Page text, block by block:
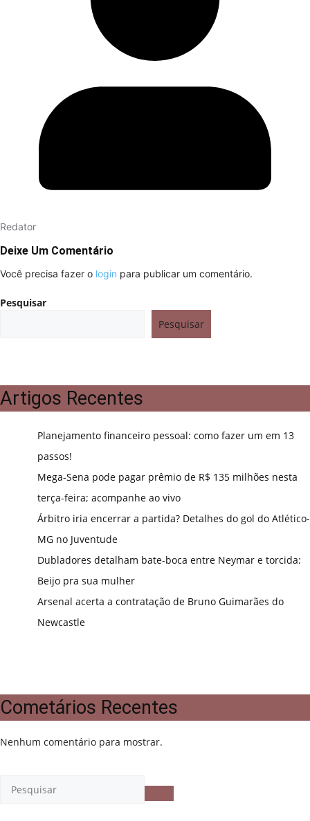
Redator
Deixe Um Comentário
Você precisa fazer o login para publicar um comentário.
Pesquisar
Pesquisar
Artigos Recentes
Planejamento financeiro pessoal: como fazer um em 13
passos!
Mega-Sena pode pagar prêmio de R$ 135 milhões nesta
terça-feira; acompanhe ao vivo
Árbitro iria encerrar a partida? Detalhes do gol do Atlético-
MG no Juventude
Dubladores detalham bate-boca entre Neymar e torcida:
Beijo pra sua mulher
Arsenal acerta a contratação de Bruno Guimarães do
Newcastle
Cometários Recentes
Nenhum comentário para mostrar.